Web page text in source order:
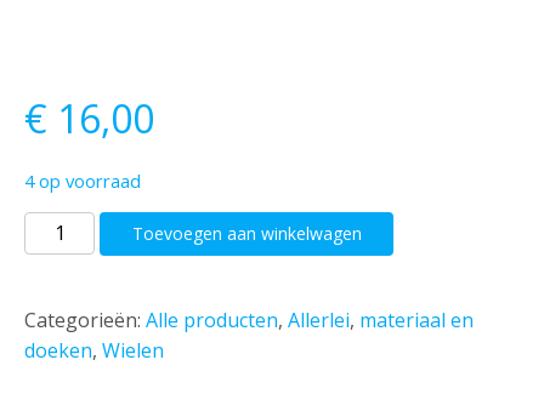
€ 16,00
4 op voorraad
autoglanz
wheel
large
aantal
Toevoegen aan winkelwagen
Categorieën: Alle producten, Allerlei, materiaal en
doeken, Wielen